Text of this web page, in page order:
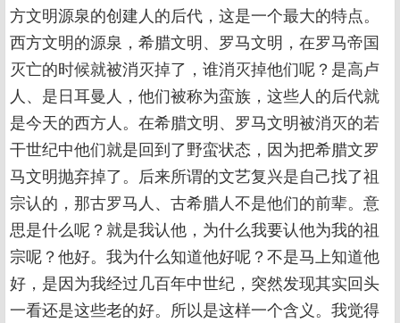
方文明源泉的创建人的后代，这是一个最大的特点。
西方文明的源泉，希腊文明、罗马文明，在罗马帝国
灭亡的时候就被消灭掉了，谁消灭掉他们呢？是高卢
人、是日耳曼人，他们被称为蛮族，这些人的后代就
是今天的西方人。在希腊文明、罗马文明被消灭的若
干世纪中他们就是回到了野蛮状态，因为把希腊文罗
马文明抛弃掉了。后来所谓的文艺复兴是自己找了祖
宗认的，那古罗马人、古希腊人不是他们的前辈。意
思是什么呢？就是我认他，为什么我要认他为我的祖
宗呢？他好。我为什么知道他好呢？不是马上知道他
好，是因为我经过几百年中世纪，突然发现其实回头
一看还是这些老的好。所以是这样一个含义。我觉得